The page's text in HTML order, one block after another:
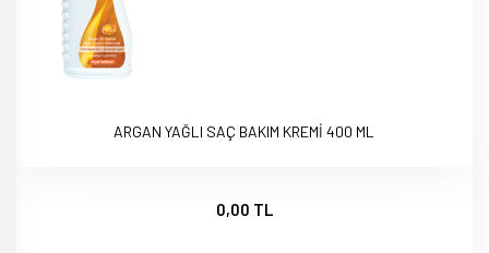
ARGAN YAĞLI SAÇ BAKIM KREMİ 400 ML
0,00 TL